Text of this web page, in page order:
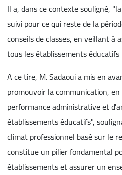
Il a, dans ce contexte souligné,
suivi pour ce qui reste de la
conseils de classes, en veillant à
tous les établissements
A ce tire, M. Sadaoui a mis en
promouvoir la communication,
performance administrative et
établissements éducatifs",
climat professionnel basé sur le
constitue un pilier fondamental
établissements et assurer un